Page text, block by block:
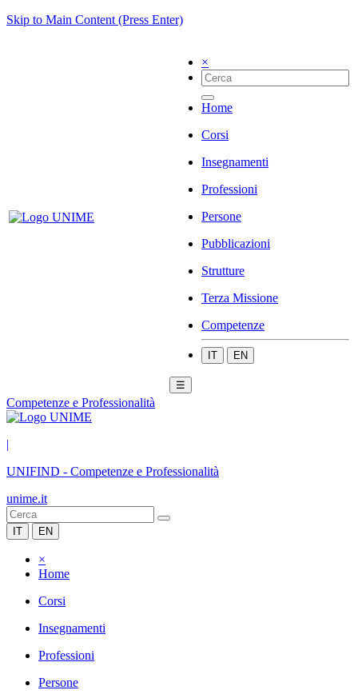
Skip to Main Content (Press Enter)
×
Home
Corsi
Insegnamenti
Professioni
Persone
Pubblicazioni
Strutture
Terza Missione
Competenze
IT EN
☰
Competenze e Professionalità
|
UNIFIND - Competenze e Professionalità
unime.it
IT EN
×
Home
Corsi
Insegnamenti
Professioni
Persone